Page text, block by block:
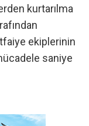
kurtarılma
ekiplerinin
saniye